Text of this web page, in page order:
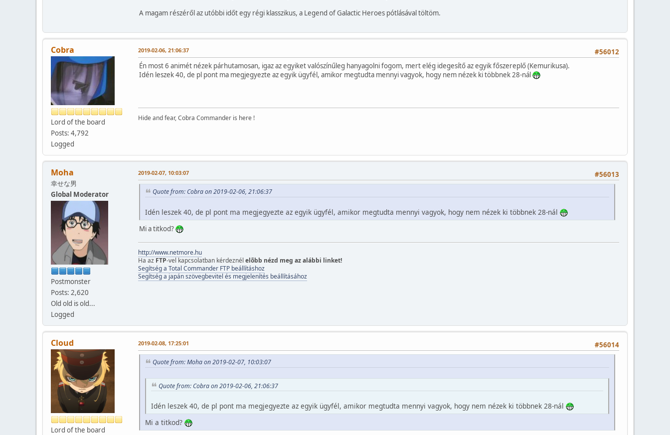
A magam részéről az utóbbi időt egy régi klasszikus, a Legend of Galactic Heroes pótlásával töltöm.
Cobra
Lord of the board
Posts: 4,792
Logged
#56012
2019-02-06, 21:06:37
Én most 6 animét nézek párhutamosan, igaz az egyiket valószínűleg hanyagolni fogom, mert elég idegesítő az egyik főszereplő (Kemurikusa).
Idén leszek 40, de pl pont ma megjegyezte az egyik ügyfél, amikor megtudta mennyi vagyok, hogy nem nézek ki többnek 28-nál
Hide and fear, Cobra Commander is here !
Moha
幸せな男
Global Moderator
Postmonster
Posts: 2,620
Old old is old...
Logged
#56013
2019-02-07, 10:03:07
Quote from: Cobra on 2019-02-06, 21:06:37
Idén leszek 40, de pl pont ma megjegyezte az egyik ügyfél, amikor megtudta mennyi vagyok, hogy nem nézek ki többnek 28-nál
Mi a titkod?
http://www.netmore.hu
Ha az FTP-vel kapcsolatban kérdeznél elõbb nézd meg az alábbi linket!
Segítség a Total Commander FTP beállításhoz
Segítség a japán szövegbevitel és megjelenítés beállításához
Cloud
Lord of the board
#56014
2019-02-08, 17:25:01
Quote from: Moha on 2019-02-07, 10:03:07
Quote from: Cobra on 2019-02-06, 21:06:37
Idén leszek 40, de pl pont ma megjegyezte az egyik ügyfél, amikor megtudta mennyi vagyok, hogy nem nézek ki többnek 28-nál
Mi a titkod?